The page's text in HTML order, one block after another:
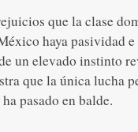
que la clase
haya pasividad
un elevado instinto
que la única lucha
pasado en balde.